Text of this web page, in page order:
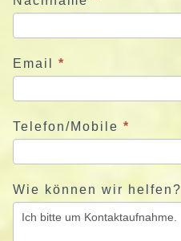
e
tEmail *
Telefon/Mobile *
Wie können wir helfen?